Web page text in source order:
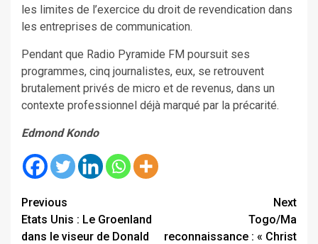
les limites de l’exercice du droit de revendication dans
les entreprises de communication.
Pendant que Radio Pyramide FM poursuit ses
programmes, cinq journalistes, eux, se retrouvent
brutalement privés de micro et de revenus, dans un
contexte professionnel déjà marqué par la précarité.
Edmond Kondo
Continue
Reading
Previous
Etats Unis : Le Groenland
dans le viseur de Donald
Next
Togo/Ma
reconnaissance : « Christ